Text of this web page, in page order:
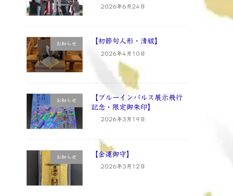
2026年6月24日
お知らせ 【初節句人形・清祓】
2026年4月10日
お知らせ
【ブルーインパルス展示飛行
記念・限定御朱印】
2026年3月19日
お知らせ 【金運御守】
2026年3月12日